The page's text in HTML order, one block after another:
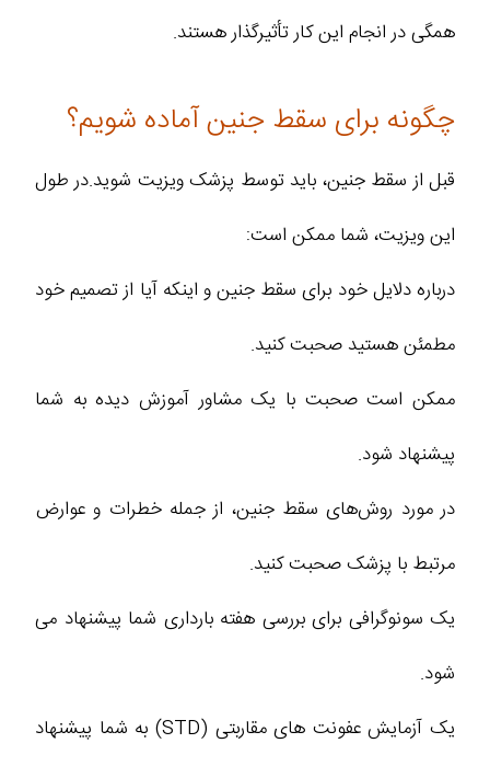
همگی در انجام این کار تأثیرگذار هستند.
چگونه برای سقط جنین آماده شویم؟
قبل از سقط جنین، باید توسط پزشک ویزیت شوید.در طول
این ویزیت، شما ممکن است:
درباره دلایل خود برای سقط جنین و اینکه آیا از تصمیم خود
مطمئن هستید صحبت کنید.
ممکن است صحبت با یک مشاور آموزش دیده به شما
پیشنهاد شود.
در مورد روش‌های سقط جنین، از جمله خطرات و عوارض
مرتبط با پزشک صحبت کنید.
یک سونوگرافی برای بررسی هفته بارداری شما پیشنهاد می
شود.
یک آزمایش عفونت های مقاربتی (STD) به شما پیشنهاد